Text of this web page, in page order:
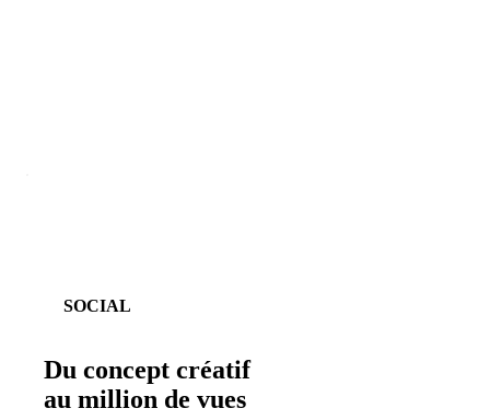
SOCIAL
Du concept créatif
au million de vues